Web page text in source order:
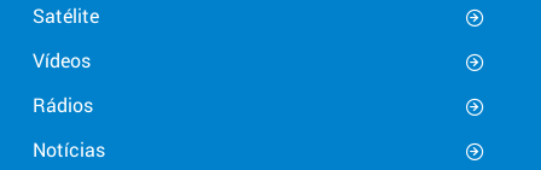
Satélite
Vídeos
Rádios
Notícias